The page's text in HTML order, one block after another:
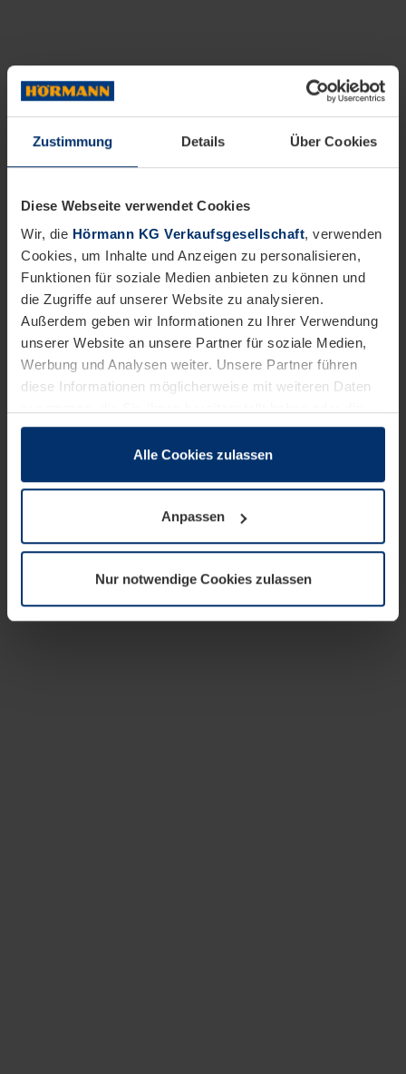
Zustimmung Details Über Cookies
Diese Webseite verwendet Cookies
Wir, die Hörmann KG Verkaufsgesellschaft, verwenden
Cookies, um Inhalte und Anzeigen zu personalisieren,
Funktionen für soziale Medien anbieten zu können und
die Zugriffe auf unserer Website zu analysieren.
Außerdem geben wir Informationen zu Ihrer Verwendung
unserer Website an unsere Partner für soziale Medien,
Werbung und Analysen weiter. Unsere Partner führen
diese Informationen möglicherweise mit weiteren Daten
sie im Rahmen Ihrer Nutzung der Dienste gesammelt
wenn diese für den Betrieb dieser Seite unbedingt
notwendig sind. Für alle anderen Cookie-Typen benötigen
wir Ihre Erlaubnis. Ihre Einwilligung können Sie jederzeit
Datenschutzerklärungunserer Website ändern oder
widerrufen.
Alle Cookies zulassen
Anpassen
Nur notwendige Cookies zulassen